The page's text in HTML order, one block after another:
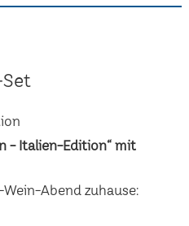
- Italien-Edition“ mit
Abend zuhause: